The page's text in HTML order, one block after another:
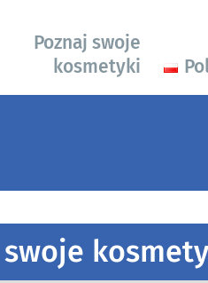
Poznaj swoje
kosmetyki
swoje